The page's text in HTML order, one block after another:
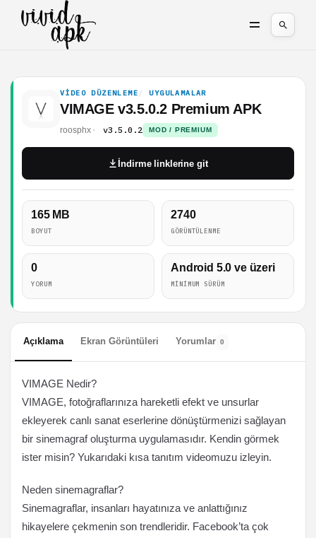
VIDEO DÜZENLEME UYGULAMALAR
VIMAGE v3.5.0.2 Premium APK
roosphx v3.5.0.2 MOD / PREMIUM
165 MB
BOYUT
2740
GÖRÜNTÜLENME
0
YORUM
Android 5.0 ve üzeri
MINIMUM SÜRÜM
İndirme linklerine git
Açıklama Ekran Görüntüleri Yorumlar 0
VIMAGE Nedir?
VIMAGE, fotoğraflarınıza hareketli efekt ve unsurlar
ekleyerek canlı sanat eserlerine dönüştürmenizi sağlayan
bir sinemagraf oluşturma uygulamasıdır. Kendin görmek
ister misin? Yukarıdaki kısa tanıtım videomuzu izleyin.
Neden sinemagraflar?
Sinemagraflar, insanları hayatınıza ve anlattığınız
hikayelere çekmenin son trendleridir. Facebook’ta çok